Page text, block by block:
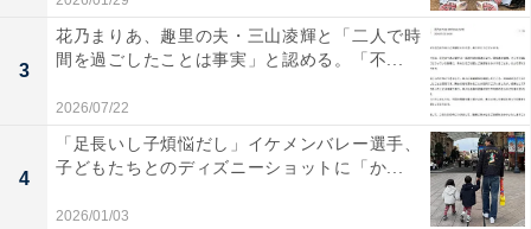
3
花乃まりあ、趣里の夫・三山凌輝と「二人で時
間を過ごしたことは事実」と認める。「不...
2026/07/22
4
「足長いし子煩悩だし」イケメンバレー選手、
子どもたちとのディズニーショットに「か...
2026/01/03